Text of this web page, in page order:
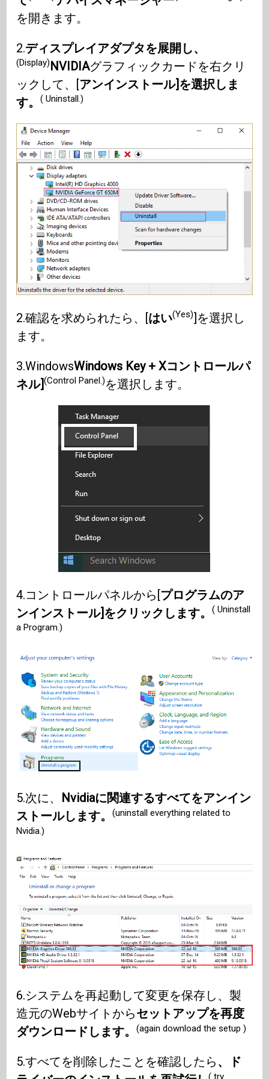
を開きます。
2.ディスプレイアダプタを展開し、
(Display)NVIDIAグラフィックカードを右クリ
ックして、[アンインストール]を選択しま
す。( Uninstall.)
2.確認を求められたら、[はい(Yes)]を選択し
ます。
3.WindowsWindows Key + Xコントロールパ
ネル](Control Panel.)を選択します。
4.コントロールパネルから[プログラムのア
ンインストール]をクリックします。( Uninstall
a Program.)
5.次に、 Nvidiaに関連するすべてをアンイン
ストールします。(uninstall everything related to
Nvidia.)
6.システムを再起動して変更を保存し、製
造元のWebサイトからセットアップを再度
ダウンロードします。(again download the setup )
5.すべてを削除したことを確認したら 、ド
( try